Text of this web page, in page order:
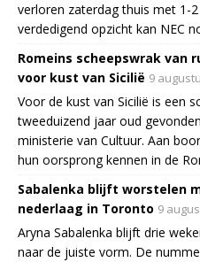
verloren zaterdag thuis met 1-
verdedigend opzicht kan NEC
Romeins scheepswrak van
voor kust van Sicilië 9
Voor de kust van Sicilië is een
tweeduizend jaar oud
ministerie van Cultuur. Aan
hun oorsprong kennen in de
Sabalenka blijft worstelen
nederlaag in Toronto 9
Aryna Sabalenka blijft drie
naar de juiste vorm. De